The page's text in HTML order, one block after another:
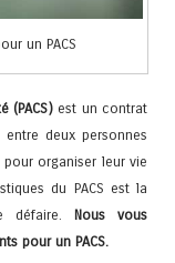
un PACS
(PACS) est un contrat
deux personnes
organiser leur vie
du PACS est la
défaire. Nous vous
pour un PACS.